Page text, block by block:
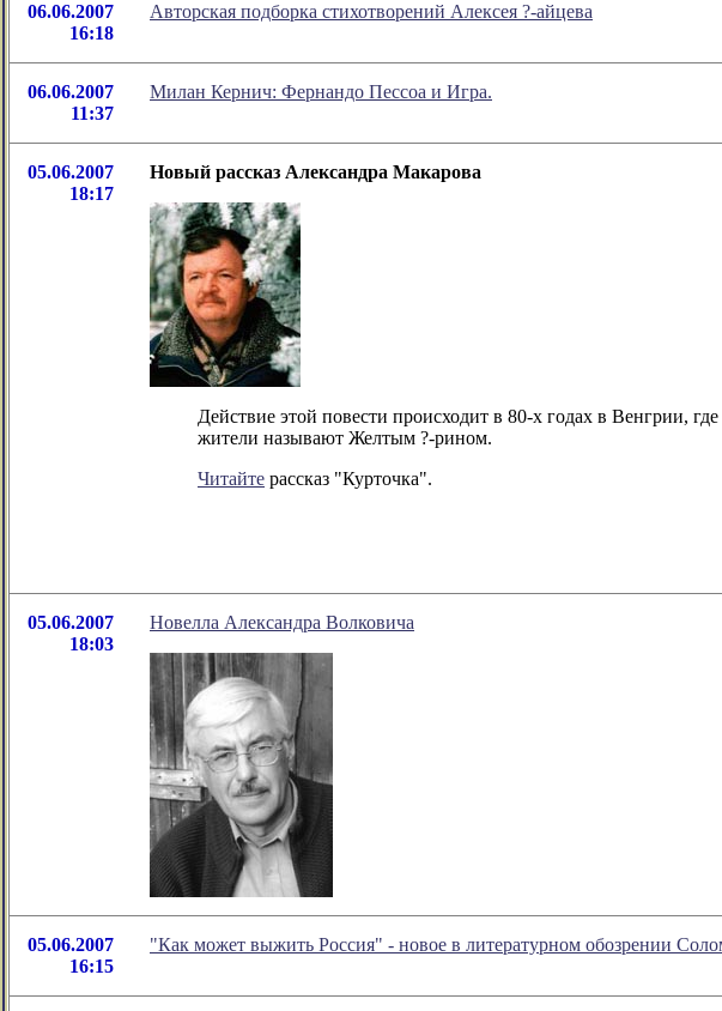
06.06.2007
16:18
Авторская подборка стихотворений Алексея ?-айцева
06.06.2007
11:37
Милан Кернич: Фернандо Пессоа и Игра.
05.06.2007
18:17
Новый рассказ Александра Макарова
Действие этой повести происходит в 80-х годах в Венгрии,
жители называют Желтым ?-рином.
Читайте рассказ "Курточка".
05.06.2007
18:03
Новелла Александра Волковича
05.06.2007
16:15
"Как может выжить Россия" - новое в литературном обозрении